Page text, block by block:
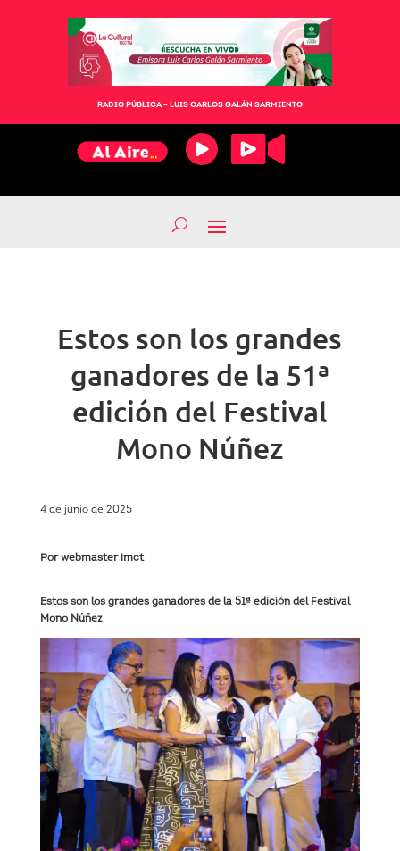
RADIO PÚBLICA – LUIS CARLOS GALÁN SARMIENTO
Estos son los grandes
ganadores de la 51ª
edición del Festival
Mono Núñez
4 de junio de 2025
Por webmaster imct
Estos son los grandes ganadores de la 51ª edición del Festival
Mono Núñez